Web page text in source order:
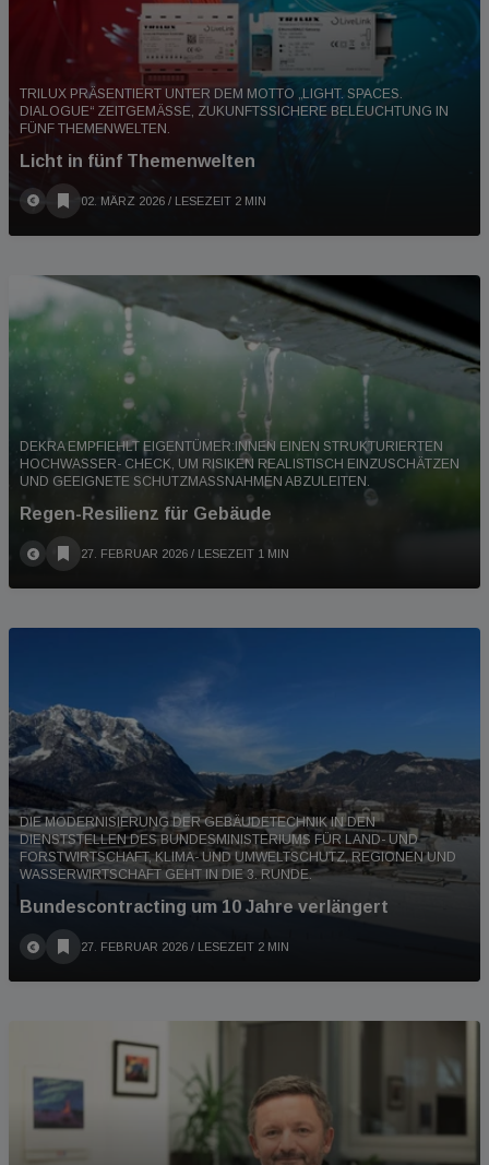
TRILUX PRÄSENTIERT UNTER DEM MOTTO „LIGHT. SPACES.
DIALOGUE“ ZEITGEMÄSSE, ZUKUNFTSSICHERE BELEUCHTUNG IN F
ÜNF THEMENWELTEN.
Licht in fünf Themenwelten
02. MÄRZ 2026 / LESEZEIT 2 MIN
DEKRA EMPFIEHLT EIGENTÜMER:INNEN EINEN STRUKTURIERTEN
HOCHWASSER- CHECK, UM RISIKEN REALISTISCH EINZUSCHÄTZEN
UND GEEIGNETE SCHUTZMASSNAHMEN ABZULEITEN.
Regen-Resilienz für Gebäude
27. FEBRUAR 2026 / LESEZEIT 1 MIN
DIE MODERNISIERUNG DER GEBÄUDETECHNIK IN DEN
DIENSTSTELLEN DES BUNDESMINISTERIUMS FÜR LAND- UND
FORSTWIRTSCHAFT, KLIMA- UND UMWELTSCHUTZ, REGIONEN UND
WASSERWIRTSCHAFT GEHT IN DIE 3. RUNDE.
Bundescontracting um 10 Jahre verlängert
27. FEBRUAR 2026 / LESEZEIT 2 MIN